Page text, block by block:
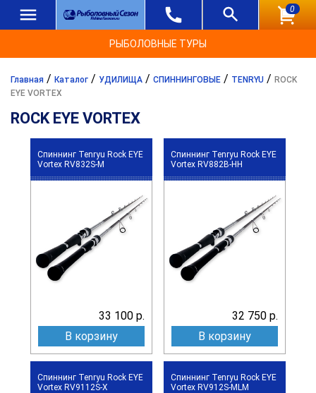
0
РЫБОЛОВНЫЕ ТУРЫ
Главная / Каталог / УДИЛИЩА / СПИННИНГОВЫЕ / TENRYU / ROCK
EYE VORTEX
ROCK EYE VORTEX
Спиннинг Tenryu Rock EYE
Vortex RV832S-M
33 100 р.
В корзину
Спиннинг Tenryu Rock EYE
Vortex RV882B-HH
32 750 р.
В корзину
Спиннинг Tenryu Rock EYE
Vortex RV9112S-X
Спиннинг Tenryu Rock EYE
Vortex RV912S-MLM